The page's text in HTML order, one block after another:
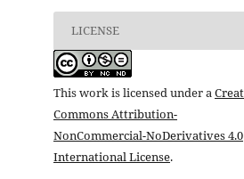
LICENSE
This work is licensed under a
Commons Attribution-
NonCommercial-NoDerivatives 4.0
International License.